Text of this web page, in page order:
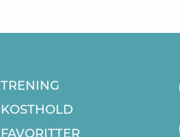
TRENING
KOSTHOLD
FAVORITTER